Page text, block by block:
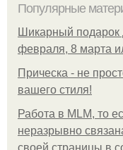
Популярные
Шикарный подарок
февраля, 8 марта
Прическа - не
вашего стиля!
Работа в MLM, то
неразрывно
своей страницы в